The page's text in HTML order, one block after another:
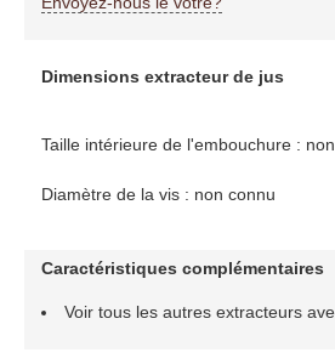
Dimensions extracteur de jus
Taille intérieure de l'embouchure :
Diamètre de la vis : non connu
Caractéristiques complémentaires
Voir tous les autres extracteurs